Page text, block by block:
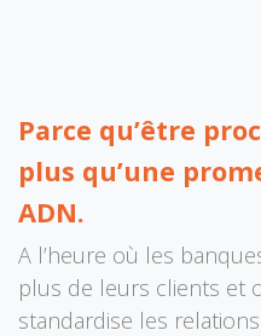
Parce qu’être
plus qu’une
ADN.
A l’heure où les
plus de leurs clients et
standardise les